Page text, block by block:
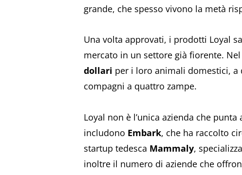
grande, che spesso vivono la metà
Una volta approvati, i prodotti Loyal
mercato in un settore già fiorente.
dollari per i loro animali domestici,
compagni a quattro zampe.
Loyal non è l’unica azienda che
includono Embark, che ha raccolto
startup tedesca Mammaly,
inoltre il numero di aziende che